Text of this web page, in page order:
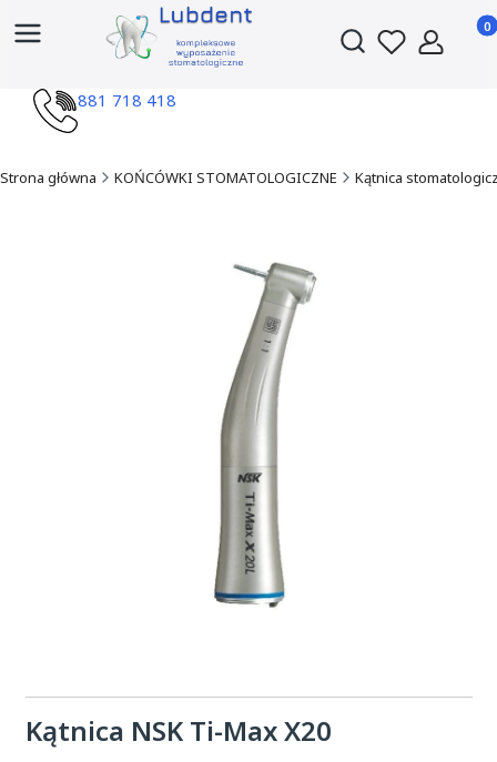
Otwórz wyszukiwarkę
881 718 418
Strona główna KOŃCÓWKI STOMATOLOGICZNE Kątnica
Kątnica NSK Ti-Max X20